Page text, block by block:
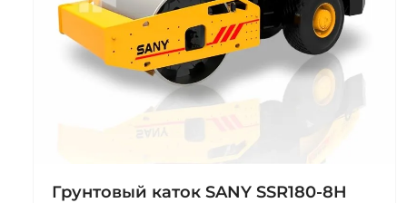
Грунтовый каток SANY SSR180-8H